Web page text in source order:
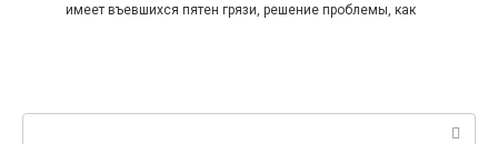
имеет въевшихся пятен грязи, решение проблемы, как